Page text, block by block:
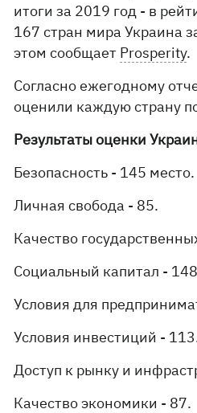
итоги за 2019 год - в
167 стран мира Украина
этом сообщает Prosperity.
Согласно ежегодному
оценили каждую страну
Результаты оценки
Безопасность - 145 место.
Личная свобода - 85.
Качество
Социальный капитал -
Условия для
Условия инвестиций -
Доступ к рынку и
Качество экономики - 87.